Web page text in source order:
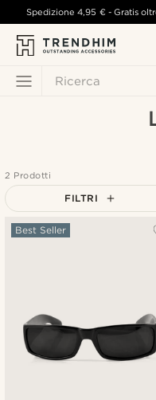
Ricerca
Spedizione4,95 €- Gratis
2 Prodotti
FILTRI
Best Seller